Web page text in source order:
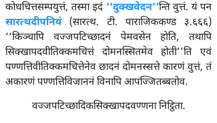
कोधचित्तसम्पयुत्तं, तस्मा इदं ‘‘दुक्खवेदन’’न्ति वुत्तं. यं पन
सारत्थदीपनियं(सारत्थ. टी. पाराजिककण्ड ३.६६६)
‘‘किञ्चापि वज्जपटिच्छादनं पेमवसेन होति, तथापि
सिक्खापदवीतिक्कमचित्तं दोमनस्सितमेव होती’’ति एवं
पण्णत्तिवीतिक्कमचित्तेनेव छादनं दोमनस्सत्ते कारणं वुत्तं, तं
अकारणं पण्णत्तिविजाननं विनापि आपज्जितब्बतोव.
वज्जपटिच्छादिकसिक्खापदवण्णना निट्ठिता.